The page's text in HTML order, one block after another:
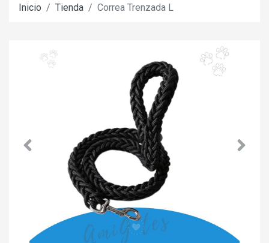
Inicio Tienda Correa Trenzada L